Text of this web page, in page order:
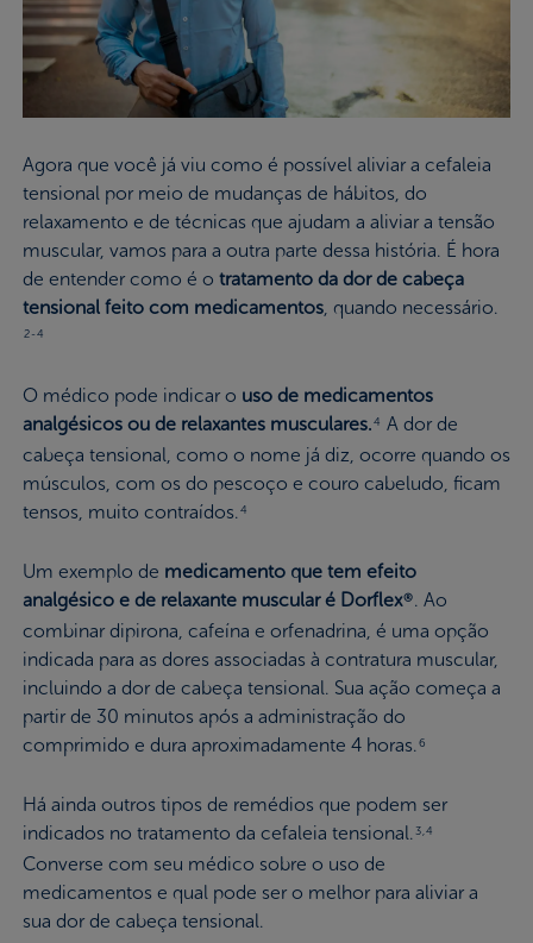
Agora que você já viu como é possível aliviar a cefaleia
tensional por meio de mudanças de hábitos, do
relaxamento e de técnicas que ajudam a aliviar a tensão
muscular, vamos para a outra parte dessa história. É hora
de entender como é o tratamento da dor de cabeça
tensional feito com medicamentos, quando necessário.
2-4
O médico pode indicar o uso de medicamentos
analgésicos ou de relaxantes musculares.4 A dor de
cabeça tensional, como o nome já diz, ocorre quando os
músculos, com os do pescoço e couro cabeludo, ficam
tensos, muito contraídos.4
Um exemplo de medicamento que tem efeito
analgésico e de relaxante muscular é Dorflex®. Ao
combinar dipirona, cafeína e orfenadrina, é uma opção
indicada para as dores associadas à contratura muscular,
incluindo a dor de cabeça tensional. Sua ação começa a
partir de 30 minutos após a administração do
comprimido e dura aproximadamente 4 horas.6
Há ainda outros tipos de remédios que podem ser
indicados no tratamento da cefaleia tensional. 3,4
Converse com seu médico sobre o uso de
medicamentos e qual pode ser o melhor para aliviar a
sua dor de cabeça tensional.